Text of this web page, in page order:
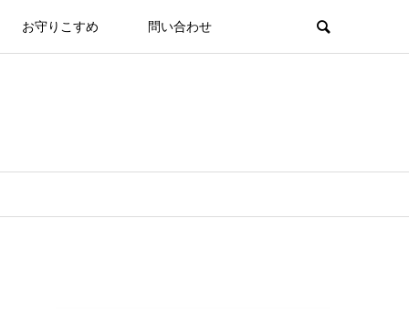
お守りこすめ 問い合わせ